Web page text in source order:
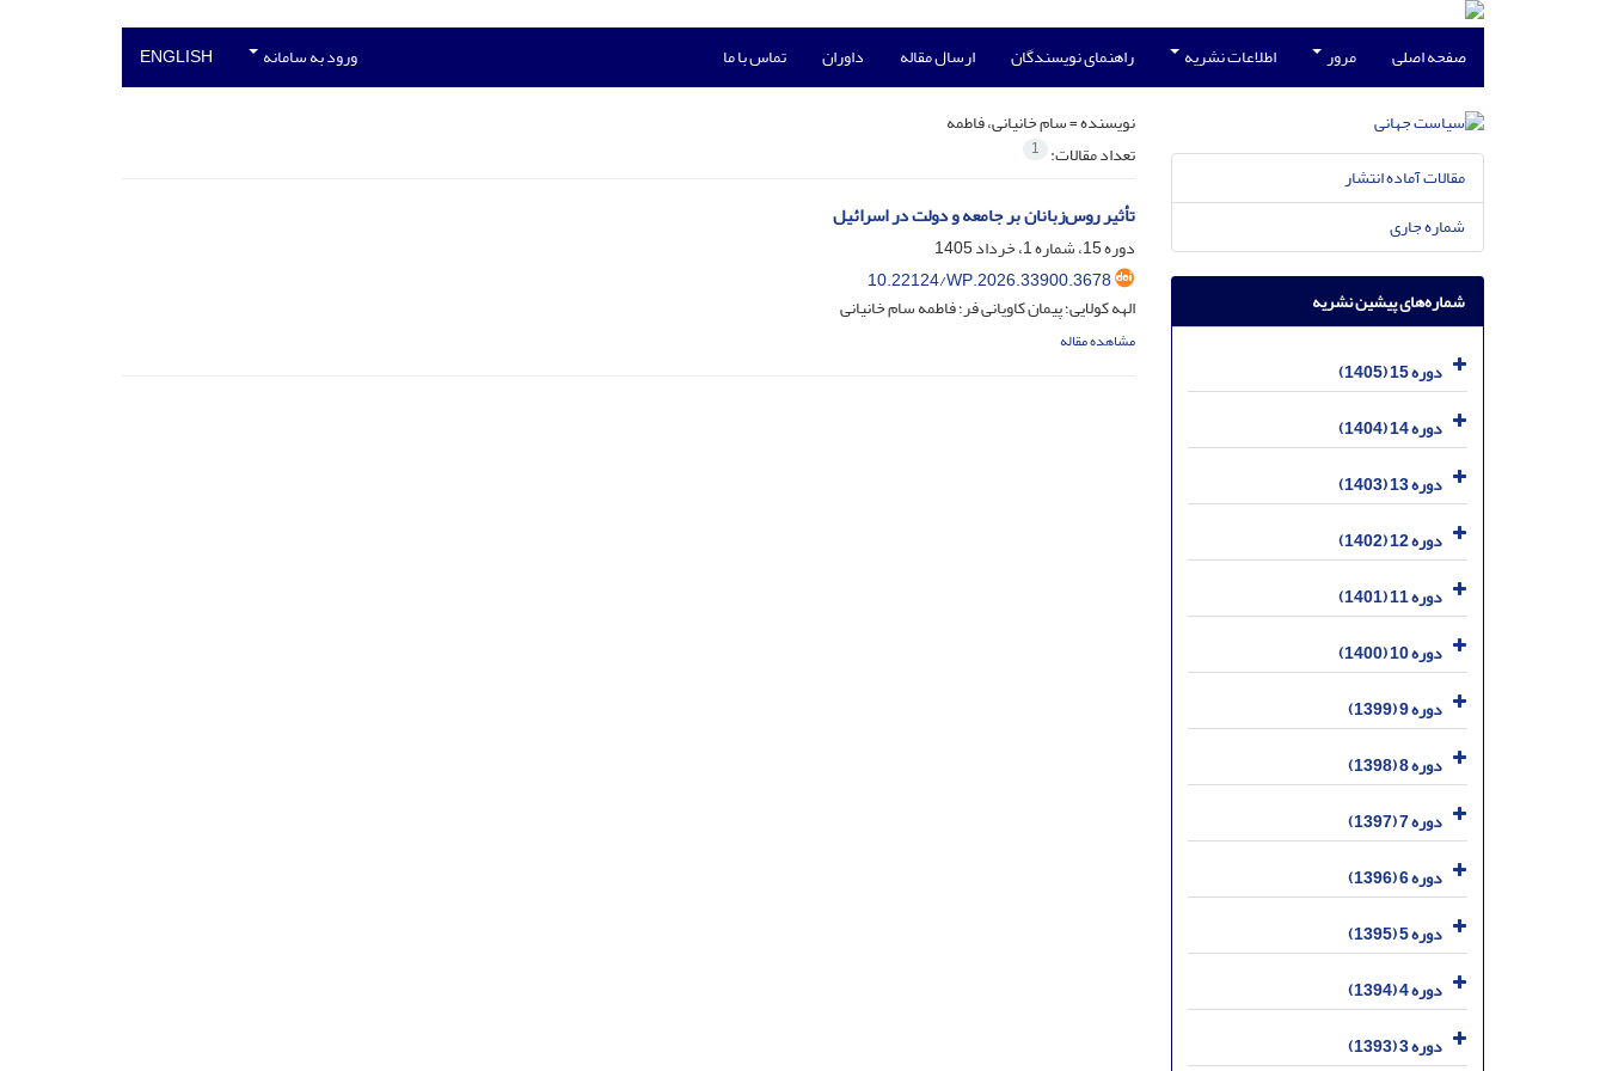
صفحه اصلی مرور اطلاعات نشریه راهنمای نویسندگان ارسال مقاله داوران تماس با ما ورود به سامانه ENGLISH
نویسنده =سام خانیانی، فاطمه
تعداد مقالات: 1
تأثیر روس‌زبانان بر جامعه و دولت در اسرائیل
دوره 15، شماره 1، خرداد 1405
10.22124/WP.2026.33900.3678
الهه کولایی؛ پیمان کاویانی فر؛ فاطمه سام خانیانی
مشاهده مقاله
مقالات آماده انتشار
شماره جاری
شماره‌های پیشین نشریه
دوره 15 (1405)
دوره 14 (1404)
دوره 13 (1403)
دوره 12 (1402)
دوره 11 (1401)
دوره 10 (1400)
دوره 9 (1399)
دوره 8 (1398)
دوره 7 (1397)
دوره 6 (1396)
دوره 5 (1395)
دوره 4 (1394)
دوره 3 (1393)